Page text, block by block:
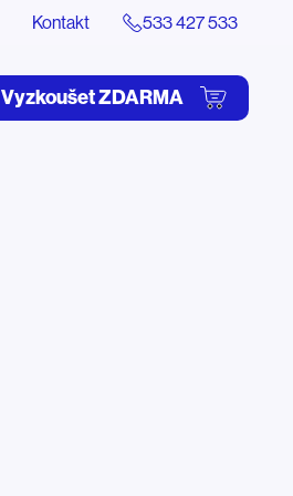
Kontakt 533 427 533
Vyzkoušet ZDARMA